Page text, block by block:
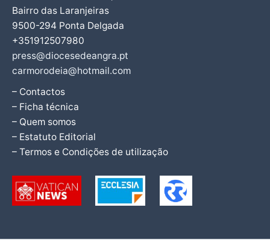
Bairro das Laranjeiras
9500-294 Ponta Delgada
+351912507980
press@diocesedeangra.pt
carmorodeia@hotmail.com
– Contactos
– Ficha técnica
– Quem somos
– Estatuto Editorial
– Termos e Condições de utilização